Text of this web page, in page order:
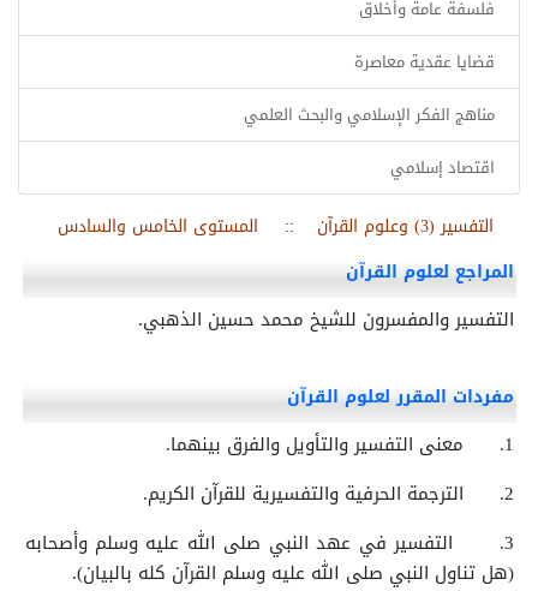
فلسفة عامة وأخلاق
قضايا عقدية معاصرة
مناهج الفكر الإسلامي والبحث العلمي
اقتصاد إسلامي
التفسير (3) وعلوم القرآن ::
المستوى الخامس والسادس
المراجع لعلوم القرآن
التفسير والمفسرون للشيخ محمد حسين الذهبي.
مفردات المقرر لعلوم القرآن
1.
معنى التفسير والتأويل والفرق بينهما.
2.
الترجمة الحرفية والتفسيرية للقرآن الكريم.
3.
التفسير في عهد النبي صلى الله عليه وسلم وأصحابه
(هل تناول النبي صلى الله عليه وسلم القرآن كله بالبيان).